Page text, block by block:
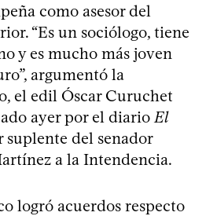
como asesor del
“Es un sociólogo, tiene
y es mucho más joven
argumentó la
el edil Óscar Curuchet
ayer por el diario El
suplente del senador
a la Intendencia.
logró acuerdos respecto